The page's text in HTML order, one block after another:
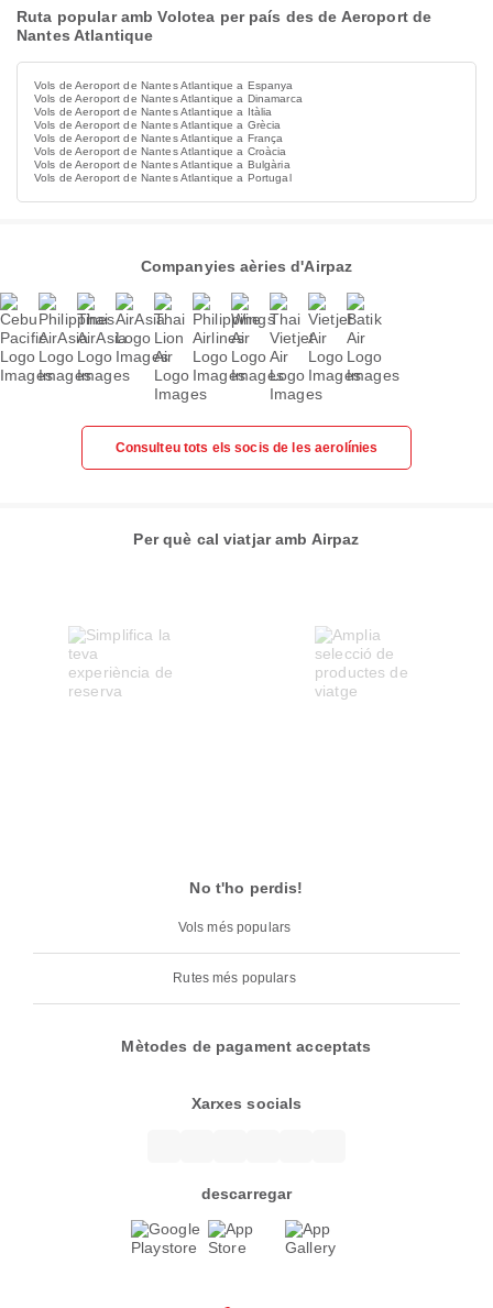
Ruta popular amb Volotea per país des de Aeroport de
Nantes Atlantique
Vols de Aeroport de Nantes Atlantique a Espanya
Vols de Aeroport de Nantes Atlantique a Dinamarca
Vols de Aeroport de Nantes Atlantique a Itàlia
Vols de Aeroport de Nantes Atlantique a Grècia
Vols de Aeroport de Nantes Atlantique a França
Vols de Aeroport de Nantes Atlantique a Croàcia
Vols de Aeroport de Nantes Atlantique a Bulgària
Vols de Aeroport de Nantes Atlantique a Portugal
Companyies aèries d'Airpaz
Consulteu tots els socis de les aerolínies
Per què cal viatjar amb Airpaz
No t'ho perdis!
Vols més populars
Rutes més populars
Mètodes de pagament acceptats
Xarxes socials
descarregar